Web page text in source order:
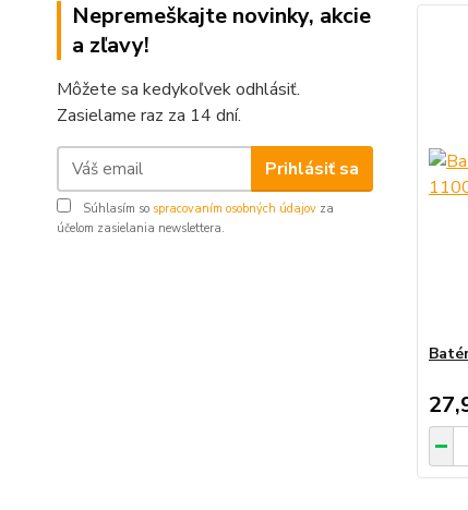
Nepremeškajte novinky, akcie
a zľavy!
Môžete sa kedykoľvek odhlásiť.
Zasielame raz za 14 dní.
Prihlásiť sa
Súhlasím so spracovaním osobných údajov za
účelom zasielania newslettera.